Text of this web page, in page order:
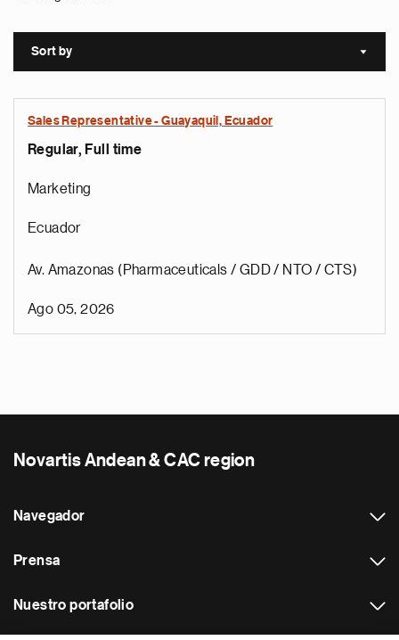
Sort by Sort
Sales Representative - Guayaquil, Ecuador
Regular, Full time
Marketing
Ecuador
Av. Amazonas (Pharmaceuticals / GDD / NTO / CTS)
Ago 05, 2026
Novartis Andean & CAC region
Navegador
Prensa
Nuestro portafolio